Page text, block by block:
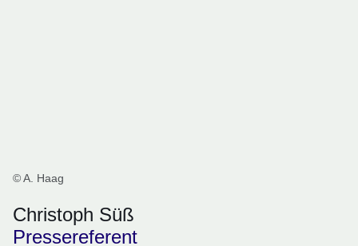
© A. Haag
Christoph Süß
Pressereferent